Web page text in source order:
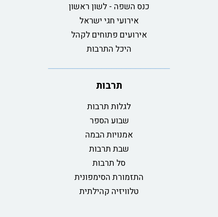
כנס השפה - לשון ראשון
אירועי חגי ישראל
אירועים פתוחים לקהל
היכל התרבות
תרבות
לגלות תרבות
שבוע הספר
אמנויות הבמה
שבת תרבות
סל תרבות
התזמורת הסימפונית
טלוויזיה קהילתית